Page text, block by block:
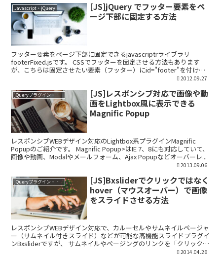
Javascript・jQuery
[JS]jQuery でフッター要素をペ
ージ下部に固定する方法
フッター要素をページ下部に固定できるjavascriptrライブラリ
footerFixed.jsです。 CSSでフッターを固定させる方法もあります
が、こちらは固定させたい要素（フッター）にid="footer"を付けれ
2012.09.27
jQueryプラグイン・ライブラリ
[JS]レスポンシブ対応で画像や動
画をLightbox風に表示できる
Magnific Popup
レスポンシブWEBデザイン対応のLightbox系プラグインMagnific
Popupのご紹介です。 Magnific Popup>はIE 7、8にも対応していて、
画像や動画、Modalやメールフォーム、Ajax Popupなどオーバーレ...
2013.09.06
jQueryプラグイン・ライブラリ
[JS]Bxsliderでクリックではなく
hover（マウスオーバー）で画像
をスライドさせる方法
レスポンシブWEBデザイン対応で、カルーセルやサムネイルページャ
ー（サムネイル付きスライド）などが可能な高機能スライドプラグイ
ンBxsliderですが、 サムネイルやページングのリンクを「クリック
2014.04.26